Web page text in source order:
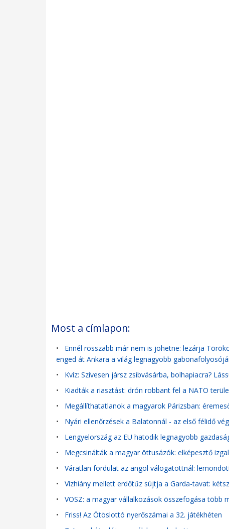
Most a címlapon:
• Ennél rosszabb már nem is jöhetne: lezárja
enged át Ankara a világ legnagyobb
• Kvíz: Szívesen jársz zsibvásárba, bolhapiacra?
• Kiadták a riasztást: drón robbant fel a NATO
• Megállíthatatlanok a magyarok Párizsban:
• Nyári ellenőrzések a Balatonnál - az első félidő
• Lengyelország az EU hatodik legnagyobb
• Megcsinálták a magyar öttusázók: elképesztő
• Váratlan fordulat az angol válogatottnál:
• Vízhiány mellett erdőtűz sújtja a Garda-tavat:
• VOSZ: a magyar vállalkozások összefogása
• Friss! Az Ötöslottó nyerőszámai a 32. játékhéten